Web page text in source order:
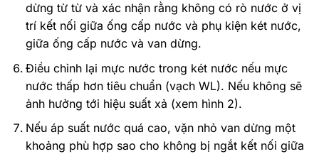
dừng từ từ và xác nhận rằng không có rò nước ở vị
trí kết nối giữa ống cấp nước và phụ kiện két nước,
giữa ống cấp nước và van dừng.
Điều chỉnh lại mực nước trong két nước nếu mực
nước thấp hơn tiêu chuẩn (vạch WL). Nếu không sẽ
ảnh hưởng tới hiệu suất xả (xem hình 2).
Nếu áp suất nước quá cao, vặn nhỏ van dừng một
khoảng phù hợp sao cho không bị ngắt kết nối giữa